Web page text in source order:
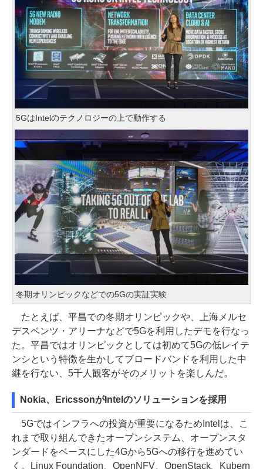
5GはIntelのテクノロジーの上で動作する
冬期オリンピックなどでの5Gの実証実験
たとえば、平昌での冬期オリンピックや、上海メルセ
デスベンツ・アリーナなどで5Gを利用したデモを行なっ
た。平昌ではオリンピックとしては初めて5Gの低レイテ
ンシという特徴を生かしてブロードバンドを利用した中
継を行ない、5千人観客がそのメリットを楽しんだ。
Nokia、EricssonがIntelのソリューションを採用
5Gではインフラへの投資が重要になるためIntelは、こ
れまで取り組んできたオープンシステム、オープンスタ
ンダードをベースにした4Gから5Gへの移行を進めてい
く。Linux Foundation、OpenNFV、OpenStack、Kubern